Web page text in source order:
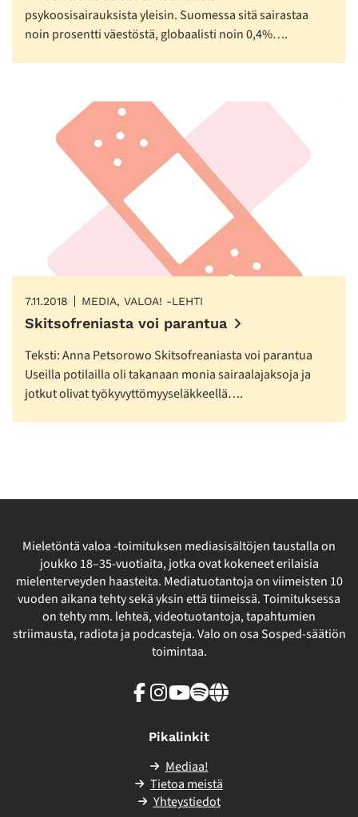
psykoosisairauksista yleisin. Suomessa sitä sairastaa
noin prosentti väestöstä, globaalisti noin 0,4%….
7.11.2018 MEDIA, VALOA! -LEHTI
Skitsofreniasta voi parantua
Teksti: Anna Petsorowo Skitsofreaniasta voi parantua
Useilla potilailla oli takanaan monia sairaalajaksoja ja
jotkut olivat työkyvyttömyyseläkkeellä….
Mieletöntä valoa -toimituksen mediasisältöjen taustalla on
joukko 18–35-vuotiaita, jotka ovat kokeneet erilaisia
mielenterveyden haasteita. Mediatuotantoja on viimeisten 10
vuoden aikana tehty sekä yksin että tiimeissä. Toimituksessa
on tehty mm. lehteä, videotuotantoja, tapahtumien
striimausta, radiota ja podcasteja. Valo on osa Sosped-säätiön
toimintaa.
Facebook
Instagram
Youtube
SpotifyLinkki
Pikalinkit
Mediaa!
Tietoa meistä
Yhteystiedot